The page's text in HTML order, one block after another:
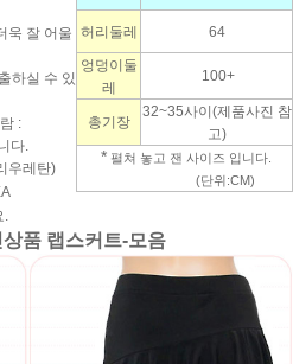
욱 잘 어울
하실 수 있
:
다.
우레탄)
.
허리둘레
64
엉덩이둘
레
100+
총기장
32~35사이(제품사진 참
고)
* 펼쳐 놓고 잰 사이즈 입니다.
(단위:CM)
품 랩스커트-모음